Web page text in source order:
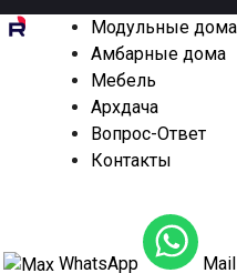
Модульные дома
Амбарные дома
Мебель
Архдача
Вопрос-Ответ
Контакты
WhatsApp Mail